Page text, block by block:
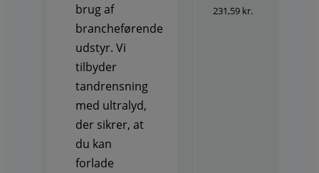
brug af
brancheførende
udstyr. Vi
tilbyder
tandrensning
med ultralyd,
der sikrer, at
du kan
forlade
231,59 kr.